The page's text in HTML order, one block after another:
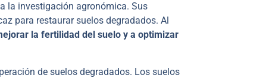
la investigación agronómica. Sus
para restaurar suelos degradados. Al
la fertilidad del suelo y a optimizar
de suelos degradados. Los suelos